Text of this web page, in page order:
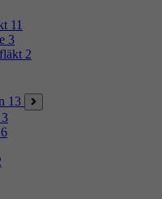
11
3
2
13
3
6